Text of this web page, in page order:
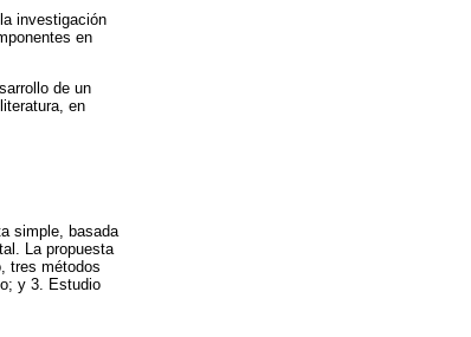
investigación
en
de un
en
simple, basada
La propuesta
tres métodos
y 3. Estudio